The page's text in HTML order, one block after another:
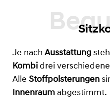
Je nach Ausstattung
Kombi drei verschiedene
Alle Stoffpolsterungen
Innenraum abgestimmt.